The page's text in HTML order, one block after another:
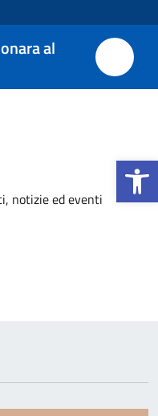
al
notizie ed eventi
Apri la